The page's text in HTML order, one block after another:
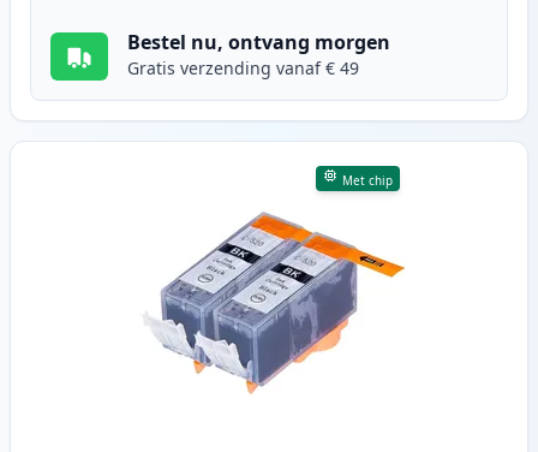
Bestel nu, ontvang morgen
Gratis verzending vanaf € 49
Met chip